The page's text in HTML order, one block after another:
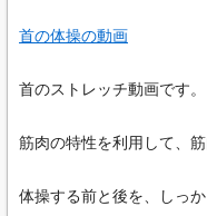
首の体操の動画
首のストレッチ動画です。
筋肉の特性を利用して、
体操する前と後を、しっ